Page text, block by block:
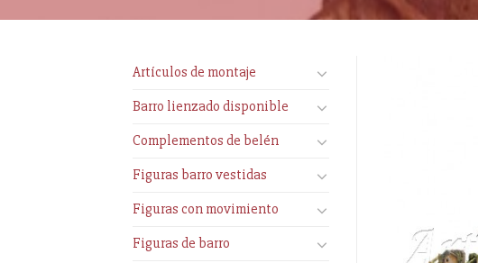
Artículos de montaje
Barro lienzado disponible
Complementos de belén
Figuras barro vestidas
Figuras con movimiento
Figuras de barro